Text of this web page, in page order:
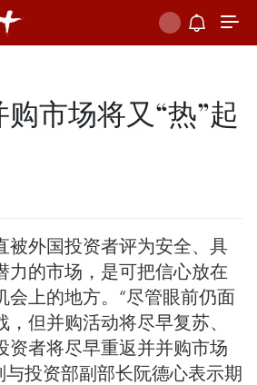
市场将又“热”起
被外国投资者评为安全、具
力的市场，是可把信心放在
会上的地方。“尽管眼前仍面
但并购活动将尽早复苏、
资者将尽早重返并并购市场
与投资部副部长阮德心表示期